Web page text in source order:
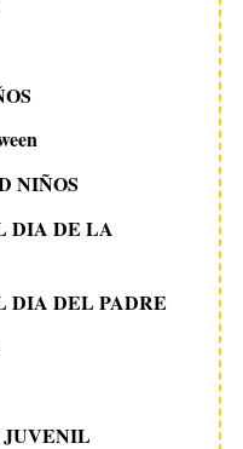
NIÑOS
DIA DE LA
DIA DEL PADRE